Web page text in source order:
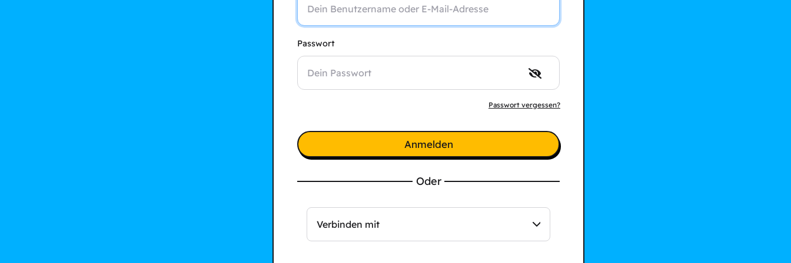
Passwort
Passwort vergessen?
Anmelden
Oder
Verbinden mit